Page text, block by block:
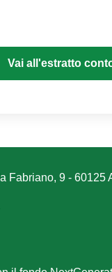
Vai all'estratto
Fabriano, 9 - 60125